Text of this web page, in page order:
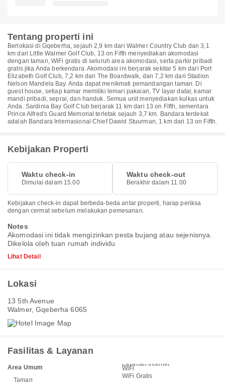
Tentang properti ini
Berlokasi di Gqeberha, sejauh 2,9 km dari Walmer Country Club dan 3,1
km dari Little Walmer Golf Club, 13 on Fifth menyediakan akomodasi
dengan taman, WiFi gratis di seluruh area akomodasi, serta parkir pribadi
gratis jika Anda berkendara. Akomodasi ini berjarak sekitar 5 km dari Port
Elizabeth Golf Club, 7,2 km dari The Boardwalk, dan 7,2 km dari Stadion
Nelson Mandela Bay. Anda dapat menikmati pemandangan taman. Di
guest house, setiap kamar memiliki lemari pakaian, TV layar datar, kamar
mandi pribadi, seprai, dan handuk. Semua unit menyediakan kulkas untuk
Anda. Sardinia Bay Golf Club berjarak 11 km dari 13 on Fifth, sementara
Prince Alfred's Guard Memorial terletak sejauh 3,7 km. Bandara terdekat
adalah Bandara Internasional Chief Dawid Stuurman, 1 km dari 13 on Fifth.
Kebijakan Properti
Waktu check-in
Dimulai dalam 15.00
Waktu check-out
Berakhir dalam 11.00
Kebijakan check-in dapat berbeda-beda antar properti, harap periksa
dengan cermat sebelum melakukan pemesanan.
Notes
Akomodasi ini tidak mengizinkan pesta bujang atau sejenisnya.
Dikelola oleh tuan rumah individu
Lihat Detail
Lokasi
13 5th Avenue
Walmer, Gqeberha 6065
Fasilitas & Layanan
Area Umum
Taman
Layanan internet
WiFi
WiFi Gratis